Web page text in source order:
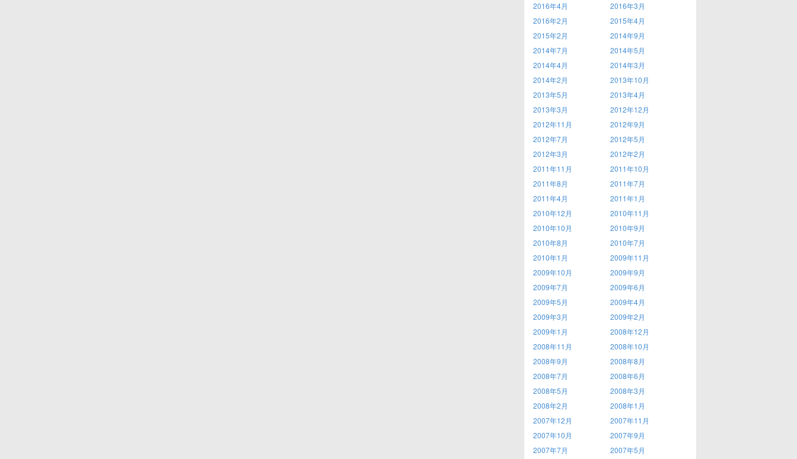
2016年4月
2016年3月
2016年2月
2015年4月
2015年2月
2014年9月
2014年7月
2014年5月
2014年4月
2014年3月
2014年2月
2013年10月
2013年5月
2013年4月
2013年3月
2012年12月
2012年11月
2012年9月
2012年7月
2012年5月
2012年3月
2012年2月
2011年11月
2011年10月
2011年8月
2011年7月
2011年4月
2011年1月
2010年12月
2010年11月
2010年10月
2010年9月
2010年8月
2010年7月
2010年1月
2009年11月
2009年10月
2009年9月
2009年7月
2009年6月
2009年5月
2009年4月
2009年3月
2009年2月
2009年1月
2008年12月
2008年11月
2008年10月
2008年9月
2008年8月
2008年7月
2008年6月
2008年5月
2008年3月
2008年2月
2008年1月
2007年12月
2007年11月
2007年10月
2007年9月
2007年7月
2007年5月